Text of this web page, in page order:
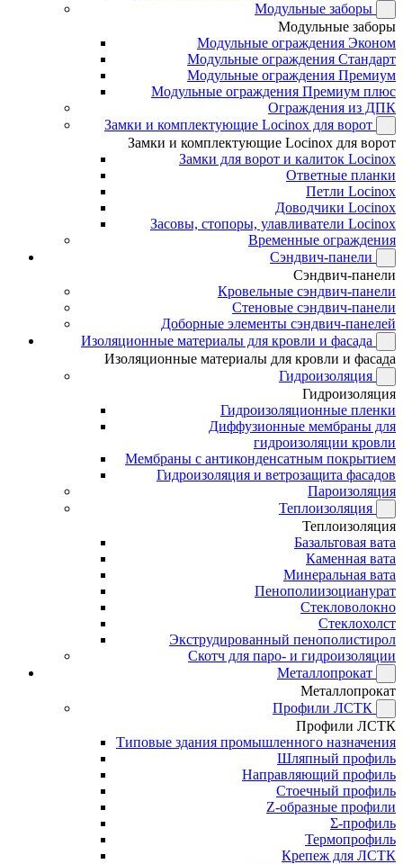
Модульные заборы
Модульные заборы
Модульные ограждения Эконом
Модульные ограждения Стандарт
Модульные ограждения Премиум
Модульные ограждения Премиум плюс
Ограждения из ДПК
Замки и комплектующие Locinox для ворот
Замки и комплектующие Locinox для ворот
Замки для ворот и калиток Locinox
Ответные планки
Петли Locinox
Доводчики Locinox
Засовы, стопоры, улавливатели Locinox
Временные ограждения
Сэндвич-панели
Сэндвич-панели
Кровельные сэндвич-панели
Стеновые сэндвич-панели
Доборные элементы сэндвич-панелей
Изоляционные материалы для кровли и фасада
Изоляционные материалы для кровли и фасада
Гидроизоляция
Гидроизоляция
Гидроизоляционные пленки
Диффузионные мембраны для
гидроизоляции кровли
Мембраны с антиконденсатным покрытием
Гидроизоляция и ветрозащита фасадов
Пароизоляция
Теплоизоляция
Теплоизоляция
Базальтовая вата
Каменная вата
Минеральная вата
Пенополиизоцианурат
Стекловолокно
Стеклохолст
Экструдированный пенополистирол
Скотч для паро- и гидроизоляции
Металлопрокат
Металлопрокат
Профили ЛСТК
Профили ЛСТК
Типовые здания промышленного назначения
Шляпный профиль
Направляющий профиль
Стоечный профиль
Z-образные профили
Σ-профиль
Термопрофиль
Крепеж для ЛСТК